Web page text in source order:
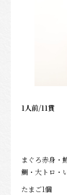
1人前/11貫
まぐろ赤身・
鯛・大トロ・
たまご1個